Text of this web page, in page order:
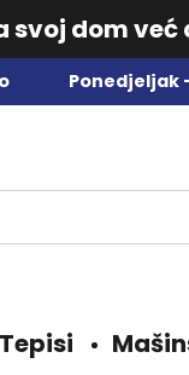
dom
Ponedjeljak